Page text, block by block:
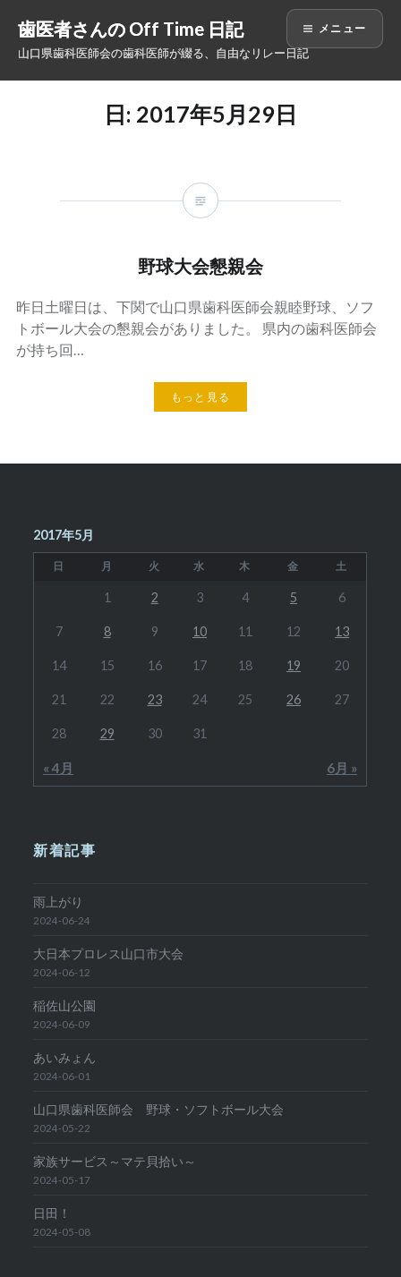
ン
歯医者さんの Off Time 日記
山口県歯科医師会の歯科医師が綴る、自由なリレー日記
メニュー
日: 2017年5月29日
野球大会懇親会
昨日土曜日は、下関で山口県歯科医師会親睦野球、ソフ
トボール大会の懇親会がありました。 県内の歯科医師会
が持ち回…
もっと見る
2017年5月
日 月 火 水 木 金 土
« 4月 6月 »
1 2 3 4 5 6
7 8 9 10 11 12 13
14 15 16 17 18 19 20
21 22 23 24 25 26 27
28 29 30 31
新着記事
雨上がり
2024-06-24
大日本プロレス山口市大会
2024-06-12
稲佐山公園
2024-06-09
あいみょん
2024-06-01
山口県歯科医師会 野球・ソフトボール大会
2024-05-22
家族サービス～マテ貝拾い～
2024-05-17
日田！
2024-05-08